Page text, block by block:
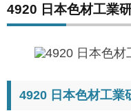
4920 日本色材工業
4920 日本色材工業